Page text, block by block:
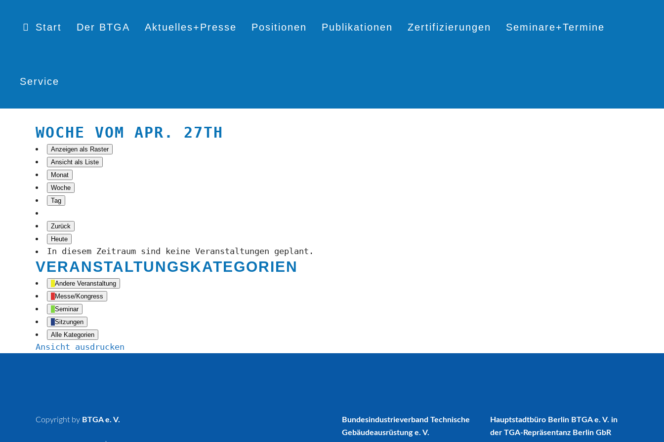
Start Der BTGA Aktuelles+Presse Positionen Publikationen Zertifizierungen Seminare+Termine
Service
WOCHE VOM APR. 27TH
Anzeigen als Raster
Ansicht als Liste
Monat
Woche
Tag
Zurück
Heute
In diesem Zeitraum sind keine Veranstaltungen geplant.
VERANSTALTUNGSKATEGORIEN
Andere Veranstaltung
Messe/Kongress
Seminar
Sitzungen
Alle Kategorien
Ansicht ausdrucken
Copyright by BTGA e. V.
Bundesindustrieverband Technische
Gebäudeausrüstung e. V.
Hauptstadtbüro Berlin BTGA e. V. in
der TGA-Repräsentanz Berlin GbR